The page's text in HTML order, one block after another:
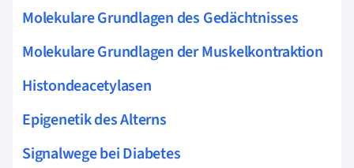
Molekulare Grundlagen des Gedächtnisses
Molekulare Grundlagen der Muskelkontraktion
Histondeacetylasen
Epigenetik des Alterns
Signalwege bei Diabetes